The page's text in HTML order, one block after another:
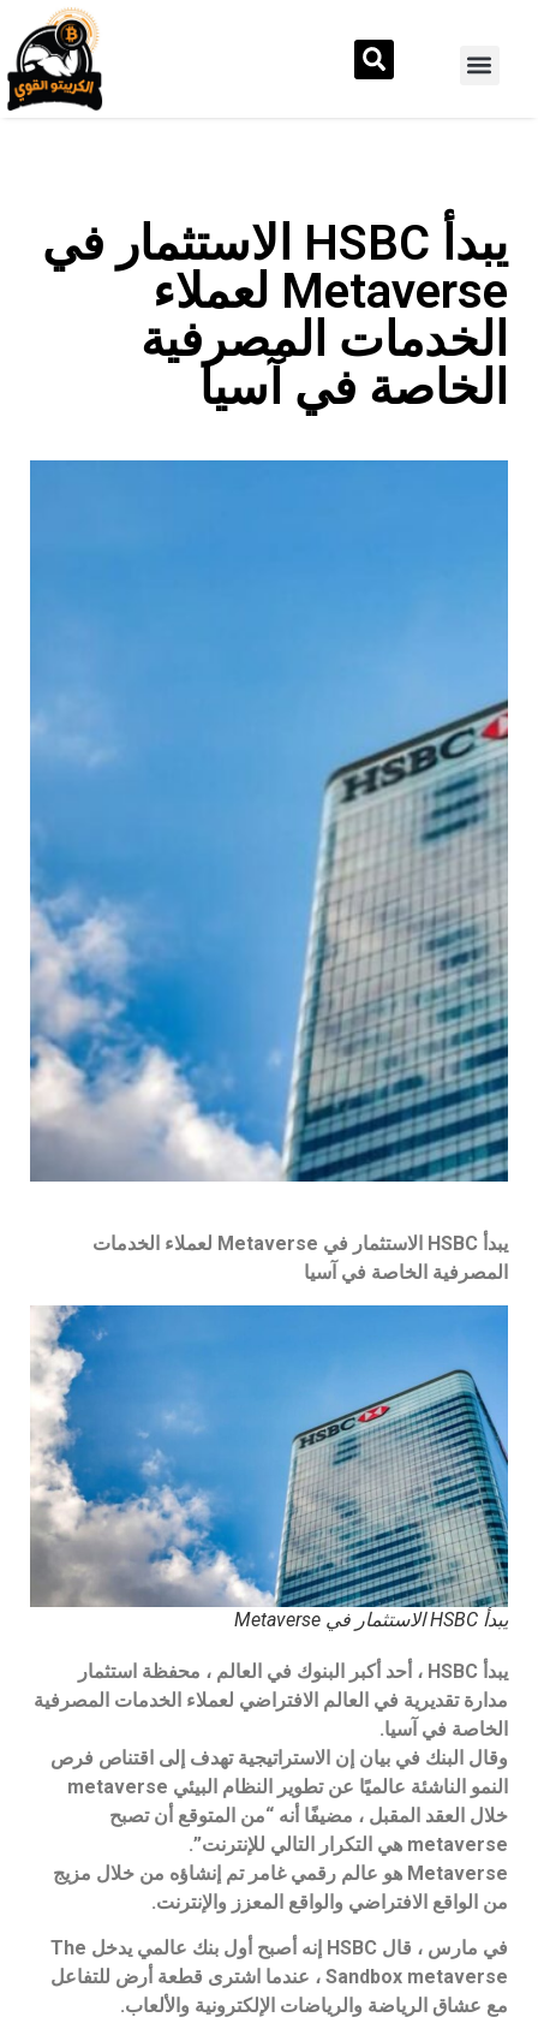
يبدأ HSBC الاستثمار في
Metaverse لعملاء
الخدمات المصرفية
الخاصة في آسيا
يبدأ HSBC الاستثمار في Metaverse لعملاء الخدمات
المصرفية الخاصة في آسيا
يبدأ HSBC الاستثمار في Metaverse
يبدأ HSBC ، أحد أكبر البنوك في العالم ، محفظة استثمار
مدارة تقديرية في العالم الافتراضي لعملاء الخدمات المصرفية
الخاصة في آسيا.
وقال البنك في بيان إن الاستراتيجية تهدف إلى اقتناص فرص
النمو الناشئة عالميًا عن تطوير النظام البيئي metaverse
خلال العقد المقبل ، مضيفًا أنه “من المتوقع أن تصبح
metaverse هي التكرار التالي للإنترنت”.
Metaverse هو عالم رقمي غامر تم إنشاؤه من خلال مزيج
من الواقع الافتراضي والواقع المعزز والإنترنت.
في مارس ، قال HSBC إنه أصبح أول بنك عالمي يدخل The
Sandbox metaverse ، عندما اشترى قطعة أرض للتفاعل
مع عشاق الرياضة والرياضات الإلكترونية والألعاب.